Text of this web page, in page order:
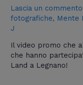
Lascia un commento
fotografiche, Mente
J
Il video promo che
che hanno
Land a Legnano!